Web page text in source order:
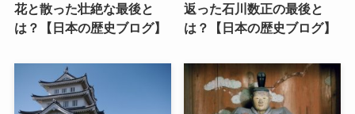
花と散った壮絶な最後と
は？【日本の歴史ブログ】
返った石川数正の最後と
は？【日本の歴史ブログ】